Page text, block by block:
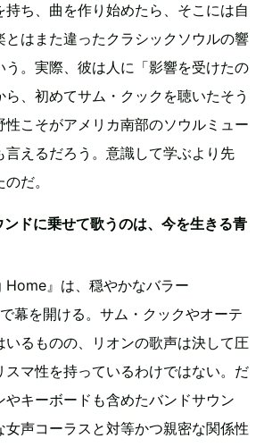
持ち、曲を作り始めたら、そこには自
とはまた違ったクラシックソウルの響
う。実際、彼は人に「影響を受けたの
、初めてサム・クックを聴いたそう
性こそがアメリカ南部のソウルミュー
言えるだろう。意識して学ぶより先
だ。
ドに乗せて歌うのは、今を生きる青
』は、穏やかなバラー
幕を開ける。サム・クックやオーテ
いるものの、リオンの歌声は決して圧
スマ性を持っているわけではない。だ
やキーボードも含めたバンドサウン
女声コーラスと対等かつ親密な関係性